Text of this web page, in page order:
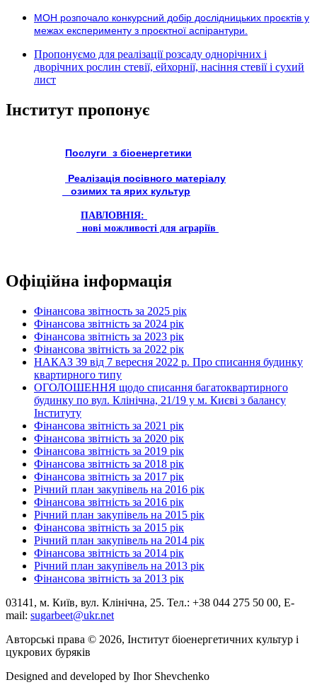
МОН розпочало конкурсний добір дослідницьких проєктів у
межах експерименту з проєктної аспірантури.
Пропонуємо для реалізації розсаду однорічних і
дворічних рослин стевії, ейхорнії, насіння стевії і сухий
лист
Інститут пропонує
Послуги з біоенергетики
Реалізація посівного матеріалу
озимих та ярих культур
ПАВЛОВНІЯ:
нові можливості для аграріїв
Офіційна інформація
Фінансова звітность за 2025 рік
Фінансова звітність за 2024 рік
Фінансова звітність за 2023 рік
Фінансова звітність за 2022 рік
НАКАЗ 39 від 7 вересня 2022 р. Про списання будинку
квартирного типу
ОГОЛОШЕННЯ щодо списання багатоквартирного
будинку по вул. Клінічна, 21/19 у м. Києві з балансу
Інституту
Фінансова звітність за 2021 рік
Фінансова звітність за 2020 рік
Фінансова звітність за 2019 рік
Фінансова звітність за 2018 рік
Фінансова звітність за 2017 рік
Річний план закупівель на 2016 рік
Фінансова звітність за 2016 рік
Річний план закупівель на 2015 рік
Фінансова звітність за 2015 рік
Річний план закупівель на 2014 рік
Фінансова звітність за 2014 рік
Річний план закупівель на 2013 рік
Фінансова звітність за 2013 рік
03141, м. Київ, вул. Клінічна, 25. Тел.: +38 044 275 50 00, E-
mail: sugarbeet@ukr.net
Авторські права © 2026, Інститут біоенергетичних культур і
цукрових буряків
Designed and developed by Ihor Shevchenko